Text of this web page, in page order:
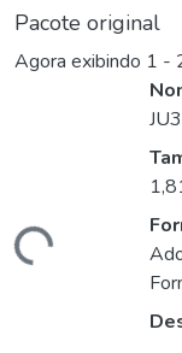
Pacote original
Agora exibindo 1 -